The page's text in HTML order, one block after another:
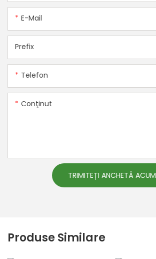
E-Mail
Prefix
Telefon
Conţinut
TRIMITEȚI ANCHETĂ ACUM
Produse Similare